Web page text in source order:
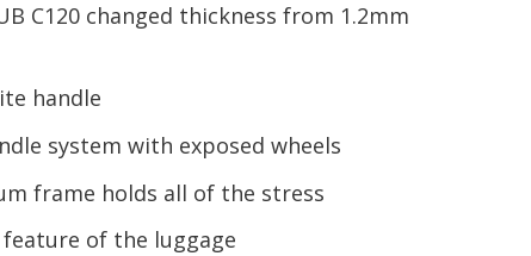
C120 changed thickness from 1.2mm
handle
system with exposed wheels
frame holds all of the stress
of the luggage